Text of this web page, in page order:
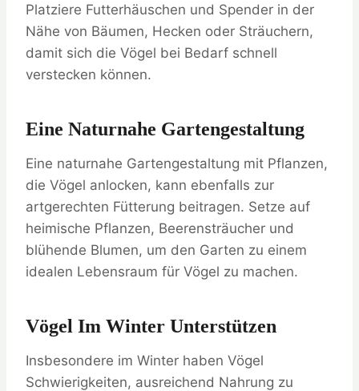
Platziere Futterhäuschen und Spender in der
Nähe von Bäumen, Hecken oder Sträuchern,
damit sich die Vögel bei Bedarf schnell
verstecken können.
Eine Naturnahe Gartengestaltung
Eine naturnahe Gartengestaltung mit Pflanzen,
die Vögel anlocken, kann ebenfalls zur
artgerechten Fütterung beitragen. Setze auf
heimische Pflanzen, Beerensträucher und
blühende Blumen, um den Garten zu einem
idealen Lebensraum für Vögel zu machen.
Vögel Im Winter Unterstützen
Insbesondere im Winter haben Vögel
Schwierigkeiten, ausreichend Nahrung zu